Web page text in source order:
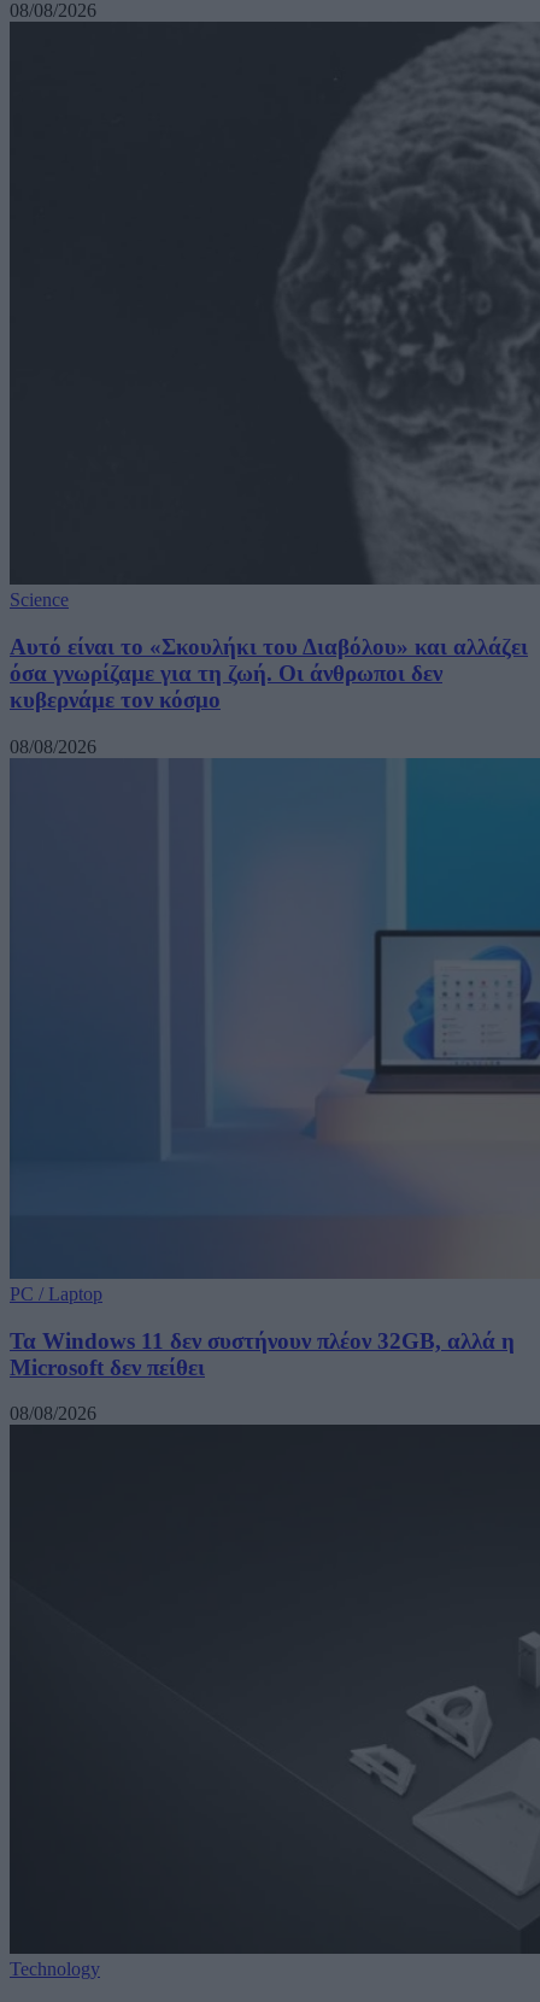
08/08/2026
Science
Αυτό είναι το «Σκουλήκι του Διαβόλου» και αλλάζει
όσα γνωρίζαμε για τη ζωή. Οι άνθρωποι δεν
κυβερνάμε τον κόσμο
08/08/2026
PC / Laptop
Τα Windows 11 δεν συστήνουν πλέον 32GB, αλλά η
Microsoft δεν πείθει
08/08/2026
Technology